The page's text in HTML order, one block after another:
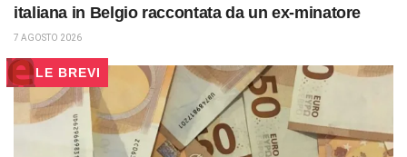
italiana in Belgio raccontata da un ex-minatore
7 AGOSTO 2026
LE BREVI